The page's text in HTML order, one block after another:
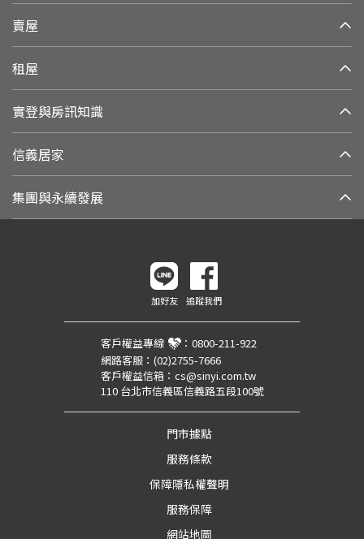
賣屋
租屋
實登與房訊知識
信義居家
集團與永續發展
加好友 追蹤我們
客戶權益專線 ： 0800-211-922
網路客服： (02)2755-7666
客戶權益信箱： cs@sinyi.com.tw
110 台北市信義區信義路五段100號
門市據點
服務條款
保障隱私權聲明
服務保障
網站地圖